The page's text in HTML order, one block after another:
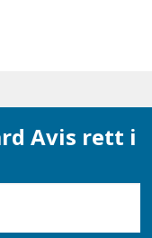
Avis rett i